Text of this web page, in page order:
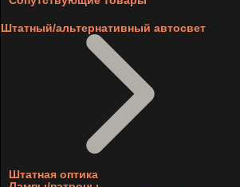
Штатный/альтернативный автосвет
Штатная оптика